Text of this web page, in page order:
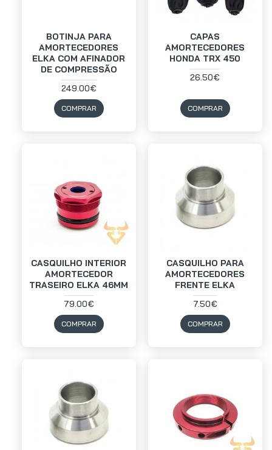
BOTINJA PARA
AMORTECEDORES
ELKA COM AFINADOR
DE COMPRESSÃO
249.00€
COMPRAR
CAPAS
AMORTECEDORES
HONDA TRX 450
26.50€
COMPRAR
CASQUILHO INTERIOR
AMORTECEDOR
TRASEIRO ELKA 46MM
79.00€
COMPRAR
CASQUILHO PARA
AMORTECEDORES
FRENTE ELKA
7.50€
COMPRAR